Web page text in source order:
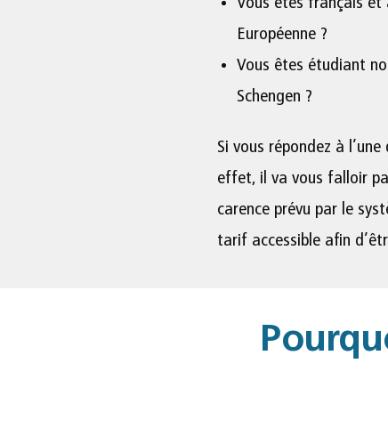
Européenne ?
Vous êtes étudiant
Schengen ?
Si vous répondez à
effet, il va vous falloir
carence prévu par le
tarif accessible afin